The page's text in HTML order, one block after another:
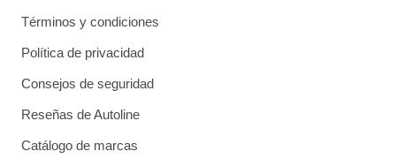
Términos y condiciones
Política de privacidad
Consejos de seguridad
Reseñas de Autoline
Catálogo de marcas